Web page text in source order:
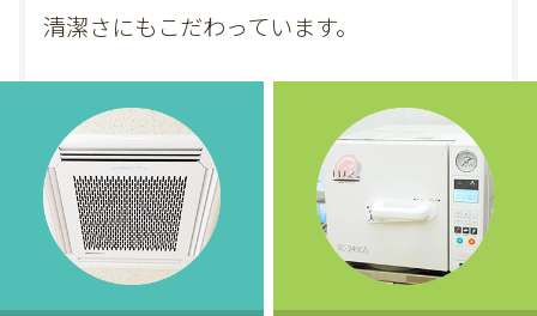
清潔さにもこだわっています。